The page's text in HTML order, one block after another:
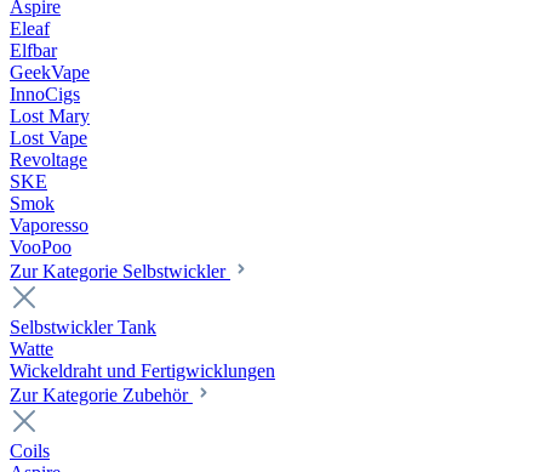
Aspire
Eleaf
Elfbar
GeekVape
InnoCigs
Lost Mary
Lost Vape
Revoltage
SKE
Smok
Vaporesso
VooPoo
Zur Kategorie Selbstwickler
Selbstwickler Tank
Watte
Wickeldraht und Fertigwicklungen
Zur Kategorie Zubehör
Coils